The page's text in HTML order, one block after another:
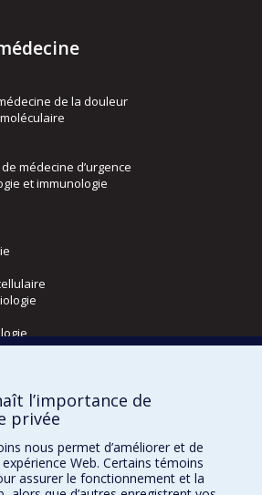
de la douleur
médecine d’urgence
et immunologie
et médecine nucléaire
l’importance de
privée
nous permet d’améliorer et de
Web. Certains témoins
assurer le fonctionnement et la